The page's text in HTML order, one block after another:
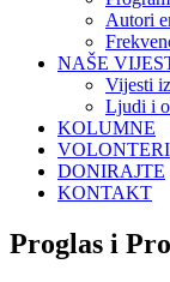
Autori
NAŠE
Vijesti
Ljudi i
KOLUMNE
VOLONTERI
DONIRAJTE
KONTAKT
Proglas i